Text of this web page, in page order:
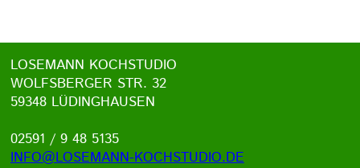
LOSEMANN KOCHSTUDIO
WOLFSBERGER STR. 32
59348 LÜDINGHAUSEN
02591 / 9 48 5135
INFO@LOSEMANN-KOCHSTUDIO.DE